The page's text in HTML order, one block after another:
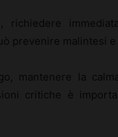
richiedere
prevenire malintesi
mantenere la
critiche è